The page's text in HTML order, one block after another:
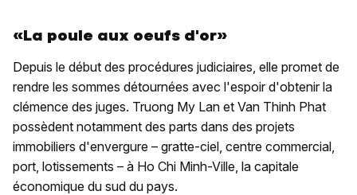
«La poule aux oeufs d'or»
Depuis le début des procédures judiciaires, elle promet de
rendre les sommes détournées avec l'espoir d'obtenir la
clémence des juges. Truong My Lan et Van Thinh Phat
possèdent notamment des parts dans des projets
immobiliers d'envergure – gratte-ciel, centre commercial,
port, lotissements – à Ho Chi Minh-Ville, la capitale
économique du sud du pays.